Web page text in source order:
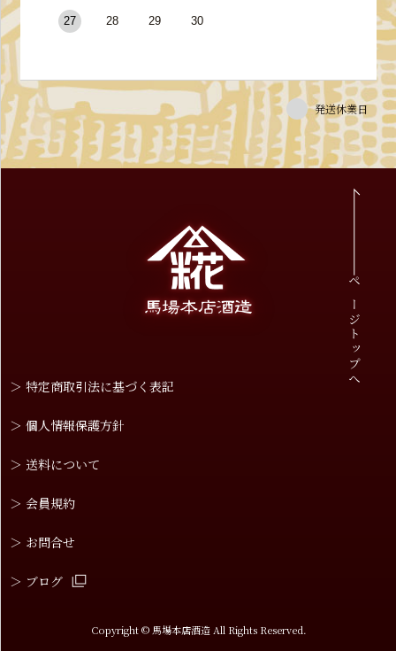
27 28 29 30
発送休業日
ページトップへ
＞ 特定商取引法に基づく表記
＞ 個人情報保護方針
＞ 送料について
＞ 会員規約
＞ お問合せ
＞ ブログ
Copyright © 馬場本店酒造 All Rights Reserved.